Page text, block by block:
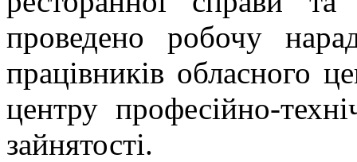
проведено робочу
працівників обласного
центру професійно-
зайнятості.